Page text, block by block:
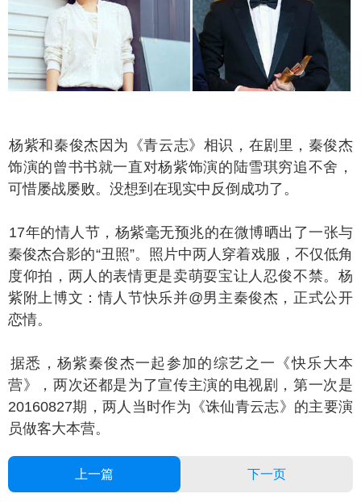
和秦俊杰因为《青云志》相识，在剧里，秦俊杰
饰演的曾书书就一直对杨紫饰演的陆雪琪穷追不舍，
可惜屡战屡败。没想到在现实中反倒成功了。
的情人节，杨紫毫无预兆的在微博晒出了一张与
秦俊杰合影的“丑照”。照片中两人穿着戏服，不仅低角
度仰拍，两人的表情更是卖萌耍宝让人忍俊不禁。杨
紫附上博文：情人节快乐并@男主秦俊杰，正式公开
恋情。
，杨紫秦俊杰一起参加的综艺之一《快乐大本
营》，两次还都是为了宣传主演的电视剧，第一次是
20160827期，两人当时作为《诛仙青云志》的主要演
员做客大本营。
上一篇 下一页